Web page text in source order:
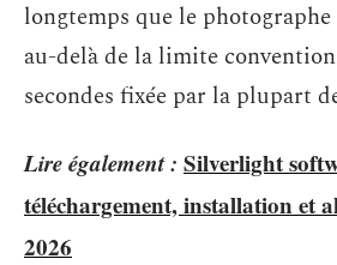
longtemps que le
au-delà de la limite
secondes fixée par la plupart
Lire également : Silverlight
téléchargement, installation et
2026